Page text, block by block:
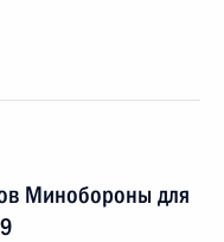
Минобороны для